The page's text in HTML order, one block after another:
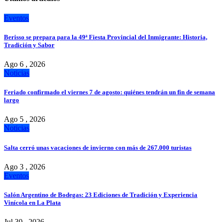
Eventos
Berisso se prepara para la 49ª Fiesta Provincial del Inmigrante: Historia,
Tradición y Sabor
Ago 6 , 2026
Noticias
Feriado confirmado el viernes 7 de agosto: quiénes tendrán un fin de semana
largo
Ago 5 , 2026
Noticias
Salta cerró unas vacaciones de invierno con más de 267.000 turistas
Ago 3 , 2026
Eventos
Salón Argentino de Bodegas: 23 Ediciones de Tradición y Experiencia
Vinícola en La Plata